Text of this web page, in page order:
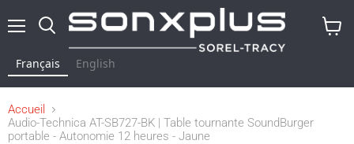
Français English
Accueil
Audio-Technica AT-SB727-BK | Table tournante SoundBurger
portable - Autonomie 12 heures - Jaune